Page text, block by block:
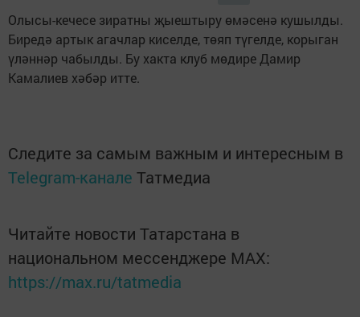
Олысы-кечесе зиратны җыештыру өмәсенә кушылды.
Биредә артык агачлар киселде, төяп түгелде, корыган
үләннәр чабылды. Бу хакта клуб мөдире Дамир
Камалиев хәбәр итте.
Следите за самым важным и интересным в
Telegram-канале Татмедиа
Читайте новости Татарстана в
национальном мессенджере MАХ:
https://max.ru/tatmedia